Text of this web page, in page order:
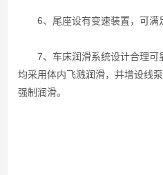
6、尾座设有变速装置，可满
7、车床润滑系统设计合理可
均采用体内飞溅润滑，并增设线
强制润滑。